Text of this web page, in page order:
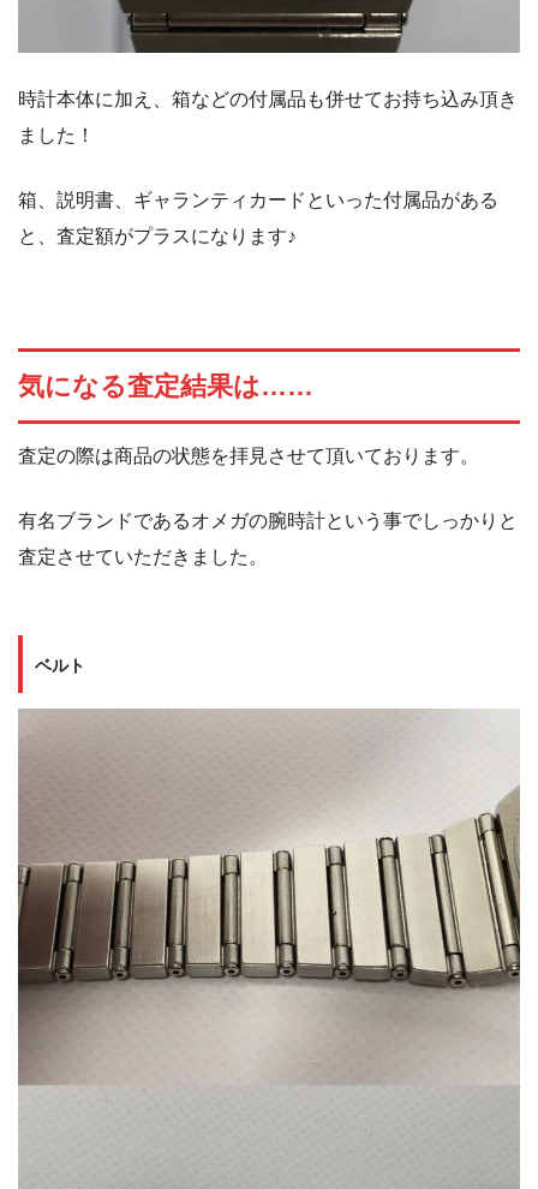
時計本体に加え、箱などの付属品も併せてお持ち込み頂き
ました！
箱、説明書、ギャランティカードといった付属品がある
と、査定額がプラスになります♪
気になる査定結果は……
査定の際は商品の状態を拝見させて頂いております。
有名ブランドであるオメガの腕時計という事でしっかりと
査定させていただきました。
ベルト